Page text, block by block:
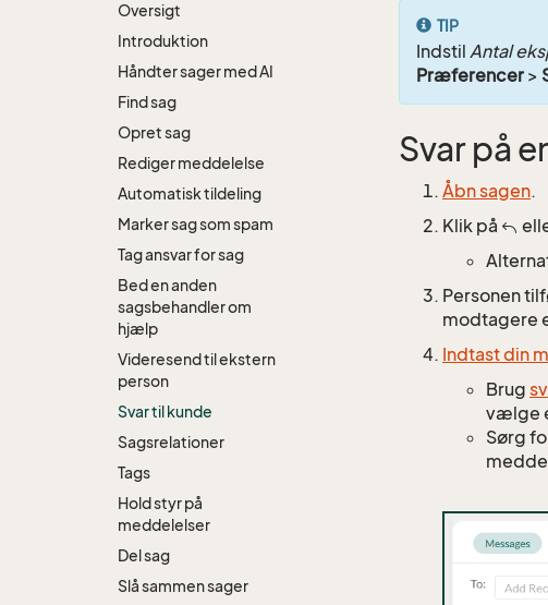
Oversigt
Introduktion
Håndter sager med AI
Find sag
Opret sag
Rediger meddelelse
Automatisk tildeling
Marker sag som spam
Tag ansvar for sag
Bed en anden
sagsbehandler om
hjælp
Videresend til ekstern
person
Svar til kunde
Sagsrelationer
Tags
Hold styr på
meddelelser
Del sag
Slå sammen sager
TIP
Indstil Antal
Præferencer >
Svar på
Åbn sagen.
Klik på
Personen
modtagere
Indtast din
Brug
vælge
Sørg